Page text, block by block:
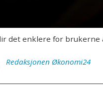
det enklere for brukerne
Redaksjonen Økonomi24